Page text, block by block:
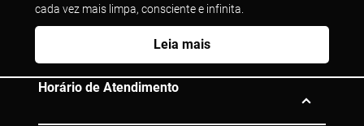
cada vez mais limpa, consciente e infinita.
Leia mais
Horário de Atendimento